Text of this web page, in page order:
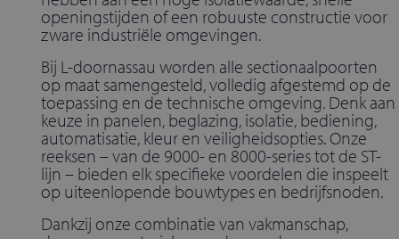
openingstijden of een robuuste constructie voor
zware industriële omgevingen.
Bij L-doornassau worden alle sectionaalpoorten
op maat samengesteld, volledig afgestemd op de
toepassing en de technische omgeving. Denk aan
keuze in panelen, beglazing, isolatie, bediening,
automatisatie, kleur en veiligheidsopties. Onze
reeksen – van de 9000- en 8000-series tot de ST-
lijn – bieden elk specifieke voordelen die inspeelt
op uiteenlopende bouwtypes en bedrijfsnoden.
Dankzij onze combinatie van vakmanschap,